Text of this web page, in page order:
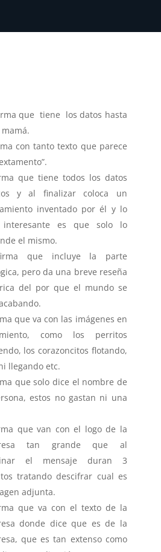
que tiene los datos hasta
con tanto texto que parece
que tiene todos los datos
y al finalizar coloca un
inventado por él y lo
interesante es que solo lo
el mismo.
que incluye la parte
pero da una breve reseña
del por que el mundo se
que va con las imágenes en
como los perritos
los corazoncitos flotando,
llegando etc.
que solo dice el nombre de
estos no gastan ni una
que van con el logo de la
tan grande que al
el mensaje duran 3
tratando descifrar cual es
adjunta.
que va con el texto de la
donde dice que es de la
que es tan extenso como